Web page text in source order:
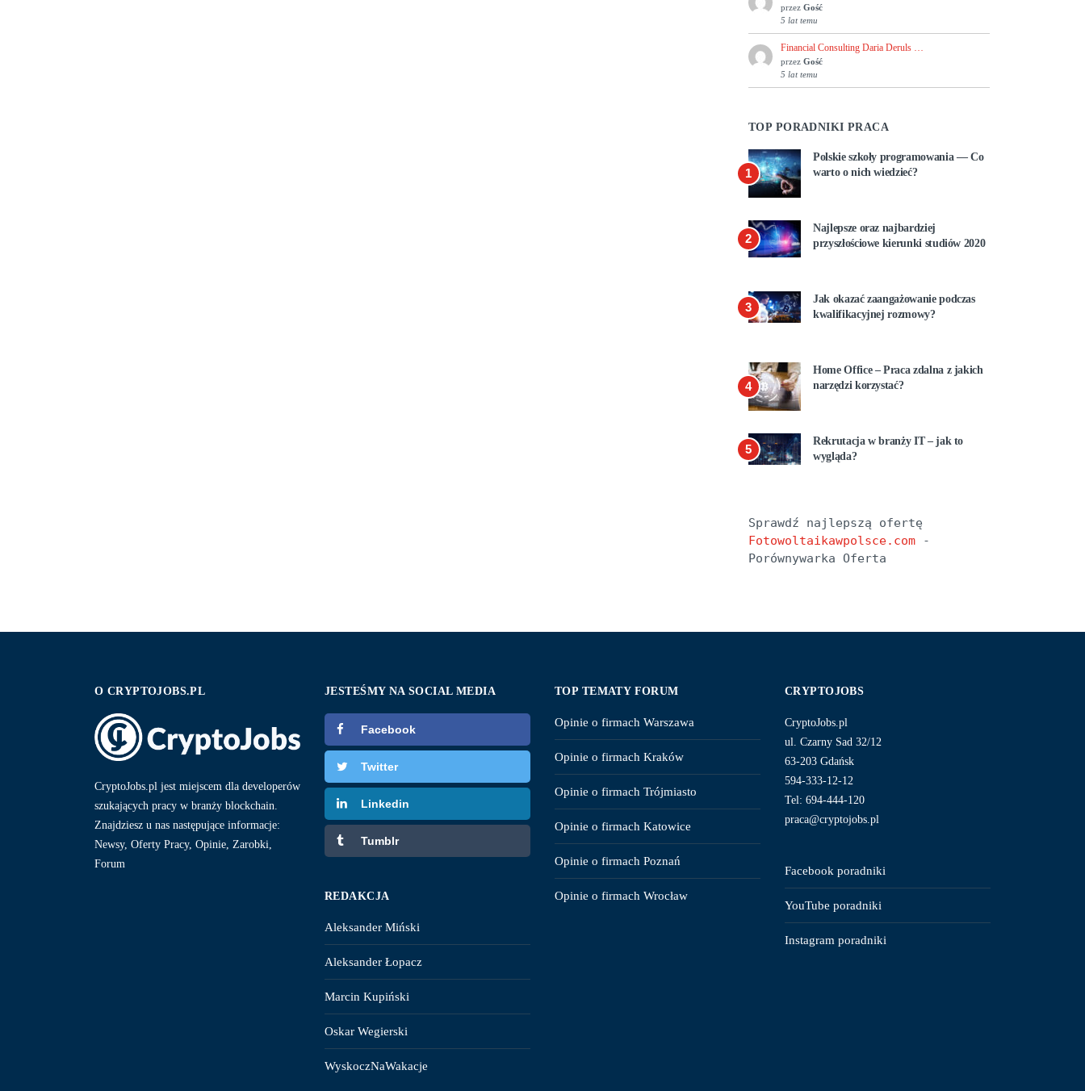
przez Gość
5 lat temu
Financial Consulting Daria Deruls …
przez Gość
5 lat temu
TOP PORADNIKI PRACA
1
Polskie szkoły programowania — Co
warto o nich wiedzieć?
2
Najlepsze oraz najbardziej
przyszłościowe kierunki studiów 2020
3
Jak okazać zaangażowanie podczas
kwalifikacyjnej rozmowy?
4
Home Office – Praca zdalna z jakich
narzędzi korzystać?
5
Rekrutacja w branży IT – jak to
wygląda?
Fotowoltaikawpolsce.com -
Porównywarka Oferta
O CRYPTOJOBS.PL
CryptoJobs.pl jest miejscem dla developerów
szukających pracy w branży blockchain.
Znajdziesz u nas następujące informacje:
Newsy, Oferty Pracy, Opinie, Zarobki,
Forum
JESTEŚMY NA SOCIAL MEDIA
Facebook
Twitter
Linkedin
Tumblr
REDAKCJA
Aleksander Miński
Aleksander Łopacz
Marcin Kupiński
Oskar Wegierski
WyskoczNaWakacje
TOP TEMATY FORUM
Opinie o firmach Warszawa
Opinie o firmach Kraków
Opinie o firmach Trójmiasto
Opinie o firmach Katowice
Opinie o firmach Poznań
Opinie o firmach Wrocław
CRYPTOJOBS
CryptoJobs.pl
ul. Czarny Sad 32/12
63-203 Gdańsk
594-333-12-12
Tel: 694-444-120
praca@cryptojobs.pl
Facebook poradniki
YouTube poradniki
Instagram poradniki